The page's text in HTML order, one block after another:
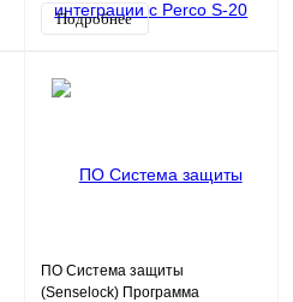
Подробнее
ПО Система защиты
(Senselock) Программа